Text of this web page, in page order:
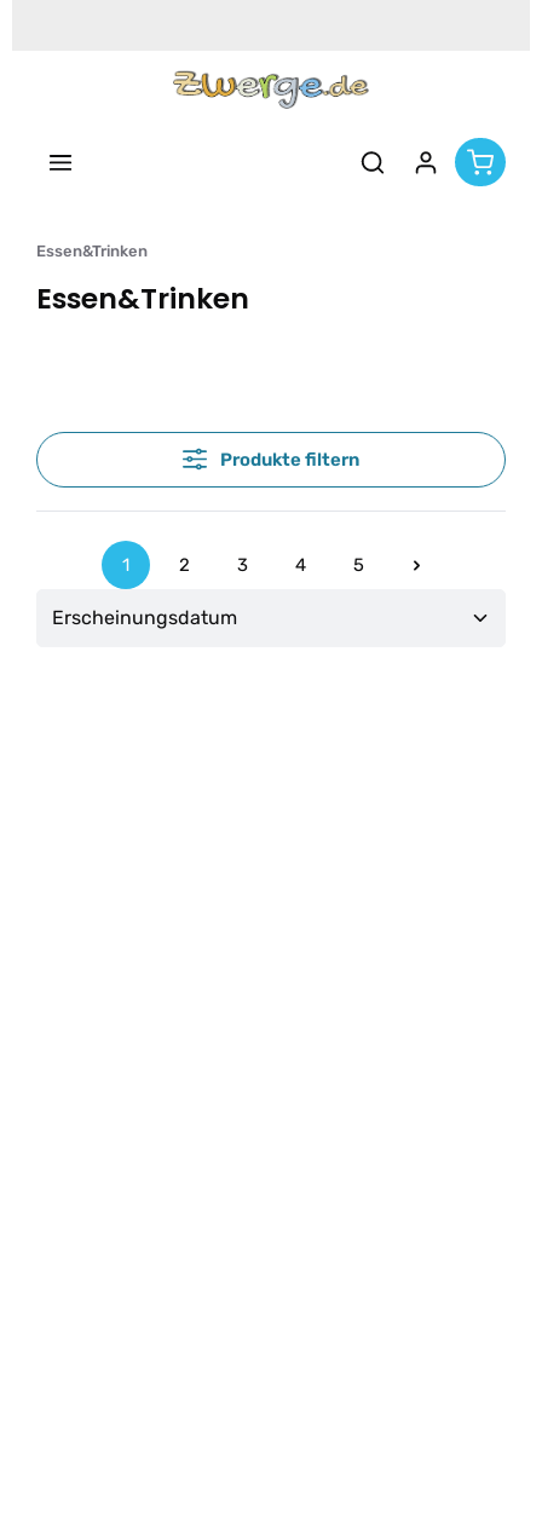
Essen&Trinken
Essen&Trinken
Produkte filtern
Seite
1
Seite
2
Seite
3
Seite
4
Seite
5